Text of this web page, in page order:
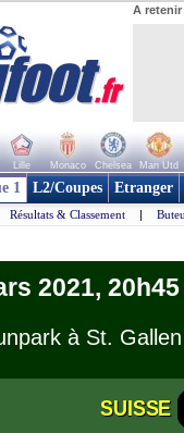
A retenir
Lille Monaco Chelsea Man Utd
1 L2/Coupes Etranger
Résultats & Classement |
2021,
à St.
SUISSE